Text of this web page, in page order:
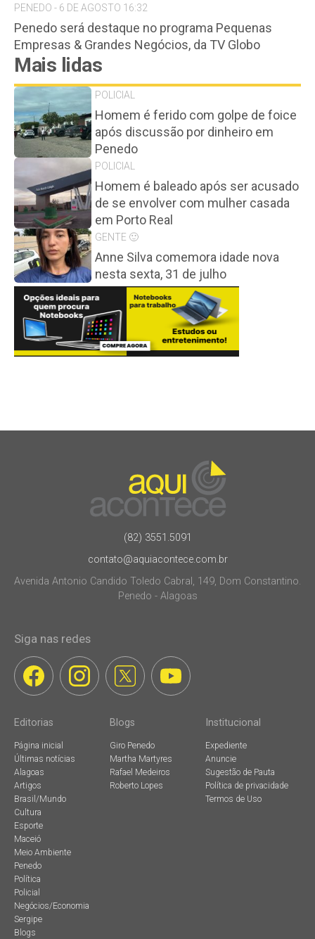
PENEDO - 6 DE AGOSTO 16:32
Penedo será destaque no programa Pequenas
Empresas & Grandes Negócios, da TV Globo
Mais lidas
POLICIAL
Homem é ferido com golpe de foice
após discussão por dinheiro em
Penedo
POLICIAL
Homem é baleado após ser acusado
de se envolver com mulher casada
em Porto Real
GENTE 🙂
Anne Silva comemora idade nova
nesta sexta, 31 de julho
(82) 3551.5091
contato@aquiacontece.com.br
Avenida Antonio Candido Toledo Cabral, 149, Dom Constantino.
Penedo - Alagoas
Siga nas redes
Editorias
Página inicial
Últimas notícias
Alagoas
Artigos
Brasil/Mundo
Cultura
Esporte
Maceió
Meio Ambiente
Penedo
Política
Policial
Negócios/Economia
Sergipe
Blogs
Blogs
Giro Penedo
Martha Martyres
Rafael Medeiros
Roberto Lopes
Institucional
Expediente
Anuncie
Sugestão de Pauta
Política de privacidade
Termos de Uso